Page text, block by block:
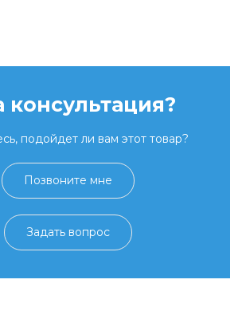
консультация?
подойдет ли вам этот товар?
Позвоните мне
Задать вопрос